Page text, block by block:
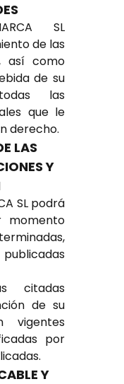
SL
de las
así como
de su
las
que le
derecho.
LAS
Y
SL podrá
momento
citadas
de su
vigentes
por
Y